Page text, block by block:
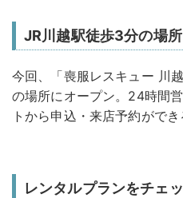
JR川越駅徒歩3分の場
今回、「喪服レスキュー 川
の場所にオープン。24時間
トから申込・来店予約ができ
レンタルプランをチェ